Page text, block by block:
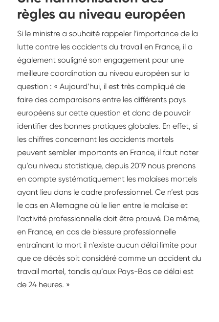
règles au niveau européen
Si le ministre a souhaité rappeler l’importance de la
lutte contre les accidents du travail en France, il a
également souligné son engagement pour une
meilleure coordination au niveau européen sur la
question : « Aujourd’hui, il est très compliqué de
faire des comparaisons entre les différents pays
européens sur cette question et donc de pouvoir
identifier des bonnes pratiques globales. En effet, si
les chiffres concernant les accidents mortels
peuvent sembler importants en France, il faut noter
qu’au niveau statistique, depuis 2019 nous prenons
en compte systématiquement les malaises mortels
ayant lieu dans le cadre professionnel. Ce n’est pas
le cas en Allemagne où le lien entre le malaise et
l’activité professionnelle doit être prouvé. De même,
en France, en cas de blessure professionnelle
entraînant la mort il n’existe aucun délai limite pour
que ce décès soit considéré comme un accident du
travail mortel, tandis qu’aux Pays-Bas ce délai est
de 24 heures. »